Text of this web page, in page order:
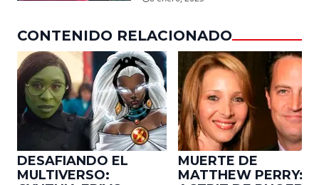
CONTENIDO RELACIONADO
DESAFIANDO EL
MULTIVERSO:
MUERTE DE
MATTHEW PERRY: